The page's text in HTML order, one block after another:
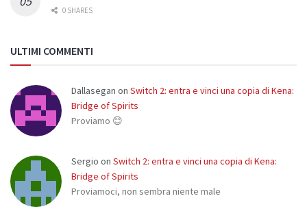
0 SHARES
ULTIMI COMMENTI
Dallasegan on Switch 2: entra e vinci una copia di Kena:
Bridge of Spirits
Proviamo 😊
Sergio on Switch 2: entra e vinci una copia di Kena:
Bridge of Spirits
Proviamoci, non sembra niente male